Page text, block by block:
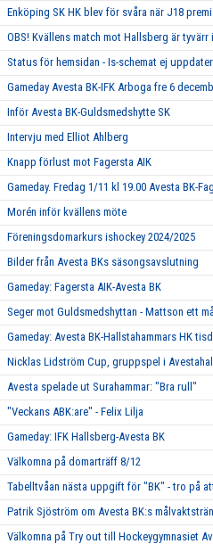
Enköping SK HK blev för svåra när J18
OBS! Kvällens match mot Hallsberg är tyvärr
Status för hemsidan - Is-schemat ej
Gameday Avesta BK-IFK Arboga fre 6
Inför Avesta BK-Guldsmedshytte SK
Intervju med Elliot Ahlberg
Knapp förlust mot Fagersta AIK
Gameday. Fredag 1/11 kl 19.00 Avesta BK-
Morén inför kvällens möte
Föreningsdomarkurs ishockey 2024/2025
Bilder från Avesta BKs säsongsavslutning
Gameday: Fagersta AIK-Avesta BK
Seger mot Guldsmedshyttan - Mattson ett
Gameday: Avesta BK-Hallstahammars HK
Nicklas Lidström Cup, gruppspel i
Avesta spelade ut Surahammar: "Bra rull"
"Veckans ABK:are" - Felix Lilja
Gameday: IFK Hallsberg-Avesta BK
Välkomna på domarträff 8/12
Tabelltvåan nästa uppgift för "BK" - tro på
Patrik Sjöström om Avesta BK:s
Välkomna på Try out till Hockeygymnasiet